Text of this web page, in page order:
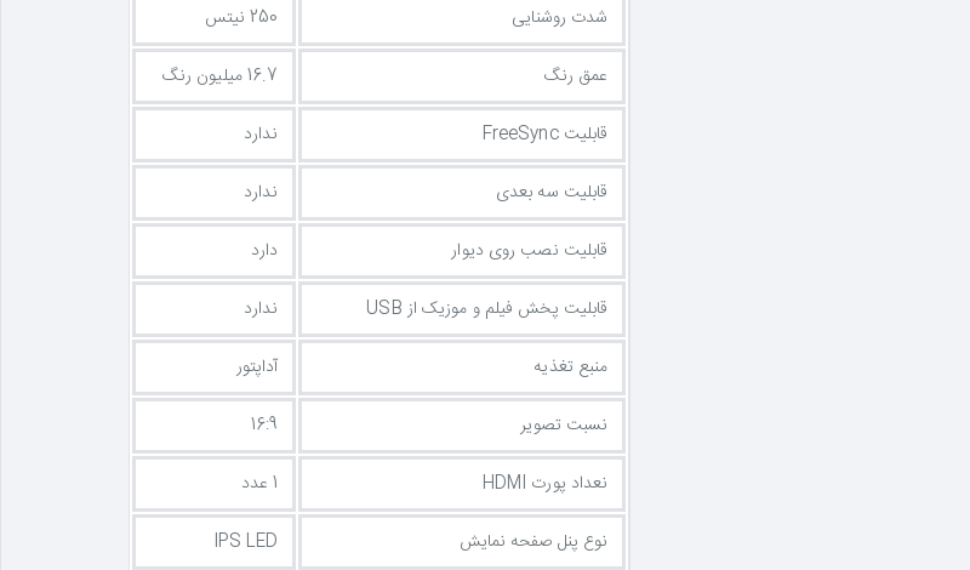
شدت روشنایی
250 نیتس
عمق رنگ
16.7 میلیون رنگ
قابلیت FreeSync
ندارد
قابلیت سه بعدی
ندارد
قابلیت نصب روی دیوار
دارد
قابلیت پخش فیلم و موزیک از USB
ندارد
منبع تغذیه
آداپتور
نسبت تصویر
16:9
نعداد پورت HDMI
1 عدد
نوع پنل صفحه نمایش
IPS LED